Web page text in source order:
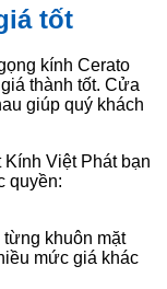
tốt
kính Cerato
thành tốt. Cửa
giúp quý khách
Việt Phát bạn
quyền:
khuôn mặt
mức giá khác